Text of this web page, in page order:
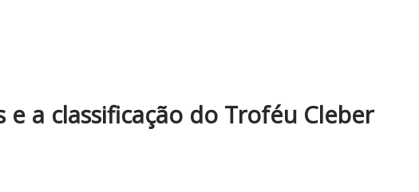
e a classificação do Troféu Cleber